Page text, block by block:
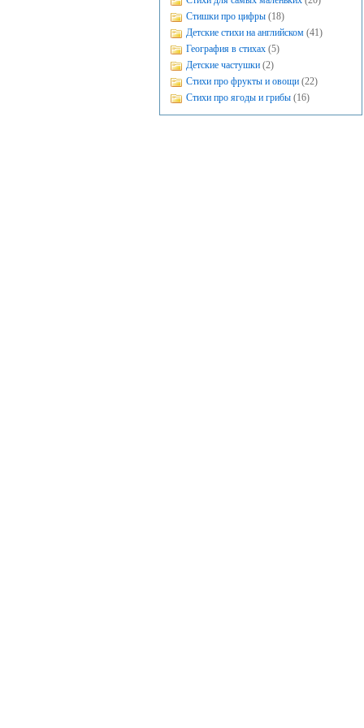
Стишки про цифры (18)
Детские стихи на английском (41)
География в стихах (5)
Детские частушки (2)
Стихи про фрукты и овощи (22)
Стихи про ягоды и грибы (16)